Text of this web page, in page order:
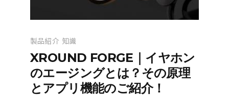
製品紹介 知識
XROUND FORGE｜イヤホン
のエージングとは？その原理
とアプリ機能のご紹介！